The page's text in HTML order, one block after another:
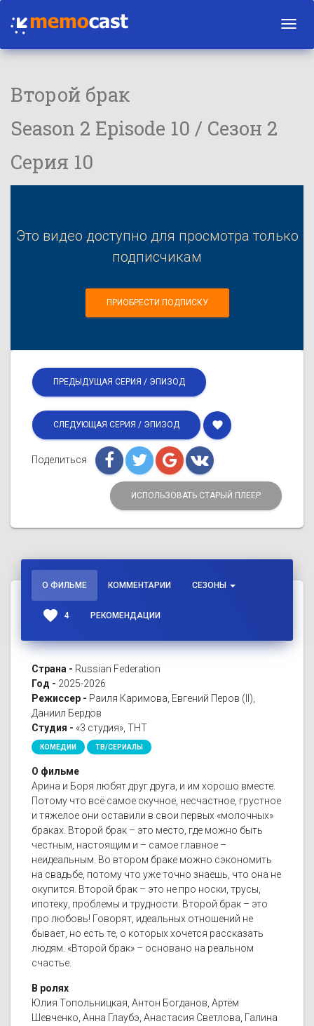
Второй брак
Season 2 Episode 10 / Сезон 2
Серия 10
Это видео доступно для просмотра только
подписчикам
ПРИОБРЕСТИ ПОДПИСКУ
ПРЕДЫДУЩАЯ СЕРИЯ / ЭПИЗОД
СЛЕДУЮЩАЯ СЕРИЯ / ЭПИЗОД favorite
Поделиться
ИСПОЛЬЗОВАТЬ СТАРЫЙ ПЛЕЕР
О ФИЛЬМЕ КОММЕНТАРИИ СЕЗОНЫ
favorite 4 РЕКОМЕНДАЦИИ
Страна - Russian Federation
Год - 2025-2026
Режиссер - Раиля Каримова, Евгений Перов (II),
Даниил Бердов
Студия - «3 студия», ТНТ
КОМЕДИИ ТВ/СЕРИАЛЫ
О фильме
Арина и Боря любят друг друга, и им хорошо вместе.
Потому что всё самое скучное, несчастное, грустное
и тяжелое они оставили в свои первых «молочных»
браках. Второй брак – это место, где можно быть
честным, настоящим и – самое главное –
неидеальным. Во втором браке можно сэкономить
на свадьбе, потому что уже точно знаешь, что она не
окупится. Второй брак – это не про носки, трусы,
ипотеку, проблемы и трудности. Второй брак – это
про любовь! Говорят, идеальных отношений не
бывает, но есть те, о которых хочется рассказать
людям. «Второй брак» – основано на реальном
счастье.
В ролях
Юлия Топольницкая, Антон Богданов, Артём
Шевченко, Анна Глаубэ, Анастасия Светлова, Галина